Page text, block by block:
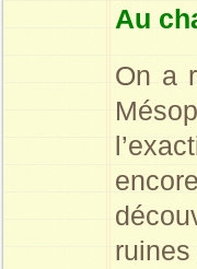
Au
On a